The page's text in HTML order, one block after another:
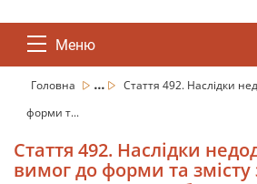
Меню
Головна ...
Стаття 492. Наслідки
форми т...
Стаття 492. Наслідки
вимог до форми та змісту